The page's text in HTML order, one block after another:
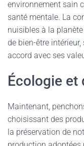
environnement sain
santé mentale. La
nuisibles à la
de bien-être
accord avec ses
Écologie et
Maintenant,
choisissant des
la préservation de